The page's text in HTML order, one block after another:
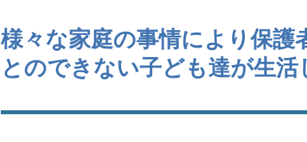
様々な家庭の事情により保護
とのできない子ども達が生活